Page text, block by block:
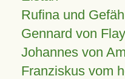
Rufina und
Gennard von Flay
Johannes von
Franziskus vom